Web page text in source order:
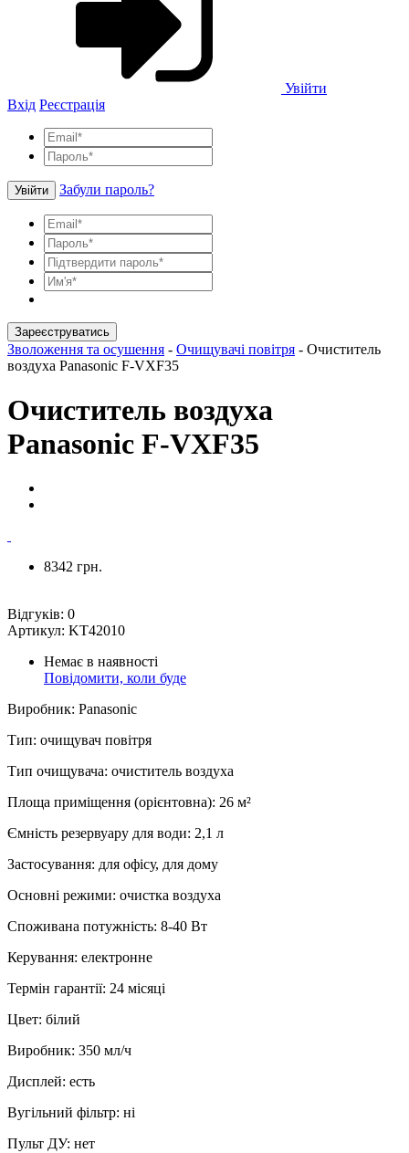
Увійти
Вхід Реєстрація
Увійти Забули пароль?
Зареєструватись
Зволоження та осушення - Очищувачі повітря - Очиститель
воздуха Panasonic F-VXF35
Очиститель воздуха
Panasonic F-VXF35
8342 грн.
Відгуків: 0
Артикул: KT42010
Немає в наявності
Повідомити, коли буде
Виробник: Panasonic
Тип: очищувач повітря
Тип очищувача: очиститель воздуха
Площа приміщення (орієнтовна): 26 м²
Ємність резервуару для води: 2,1 л
Застосування: для офісу, для дому
Основні режими: очистка воздуха
Споживана потужність: 8-40 Вт
Керування: електронне
Термін гарантії: 24 місяці
Цвет: білий
Виробник: 350 мл/ч
Дисплей: есть
Вугільний фільтр: ні
Пульт ДУ: нет